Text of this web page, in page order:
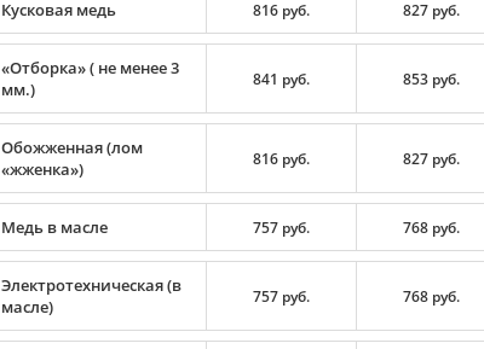
Кусковая медь 816 руб. 827 руб.
«Отборка» ( не менее 3
мм.)
841 руб. 853 руб.
Обожженная (лом
«жженка»)
816 руб. 827 руб.
Медь в масле 757 руб. 768 руб.
Электротехническая (в
масле)
757 руб. 768 руб.